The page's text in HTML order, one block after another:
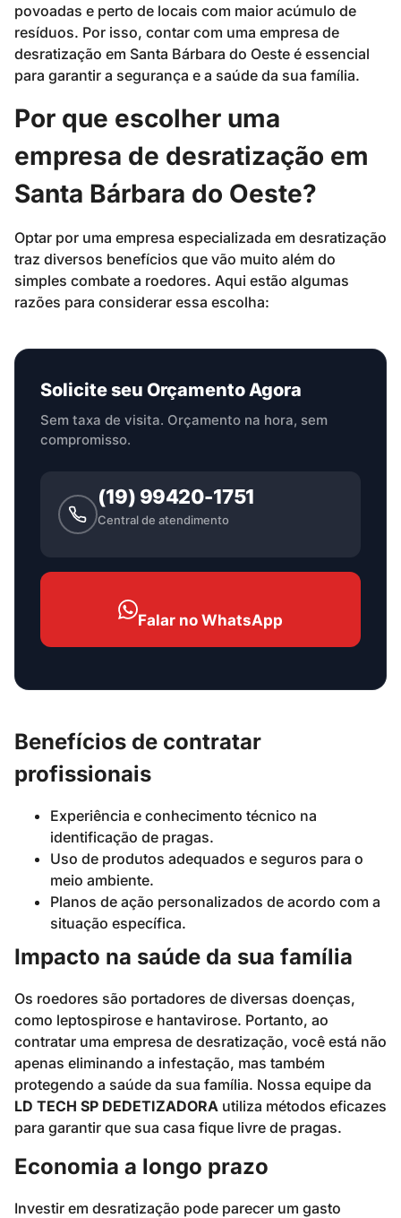
povoadas e perto de locais com maior acúmulo de
resíduos. Por isso, contar com uma empresa de
desratização em Santa Bárbara do Oeste é essencial
para garantir a segurança e a saúde da sua família.
Por que escolher uma
empresa de desratização em
Santa Bárbara do Oeste?
Optar por uma empresa especializada em desratização
traz diversos benefícios que vão muito além do
simples combate a roedores. Aqui estão algumas
razões para considerar essa escolha:
Solicite seu Orçamento Agora
Sem taxa de visita. Orçamento na hora, sem
compromisso.
(19) 99420-1751
Central de atendimento
Falar no WhatsApp
Benefícios de contratar
profissionais
Experiência e conhecimento técnico na
identificação de pragas.
Uso de produtos adequados e seguros para o
meio ambiente.
Planos de ação personalizados de acordo com a
situação específica.
Impacto na saúde da sua família
Os roedores são portadores de diversas doenças,
como leptospirose e hantavirose. Portanto, ao
contratar uma empresa de desratização, você está não
apenas eliminando a infestação, mas também
protegendo a saúde da sua família. Nossa equipe da
LD TECH SP DEDETIZADORA utiliza métodos eficazes
para garantir que sua casa fique livre de pragas.
Economia a longo prazo
Investir em desratização pode parecer um gasto